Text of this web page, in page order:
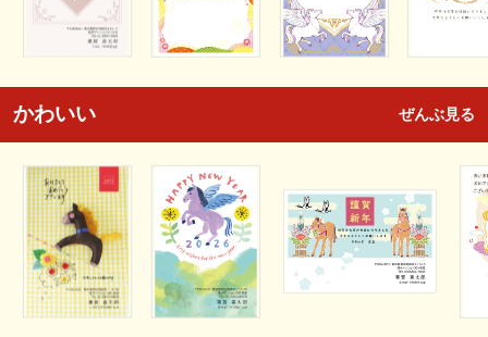
かわいい ぜんぶ見る